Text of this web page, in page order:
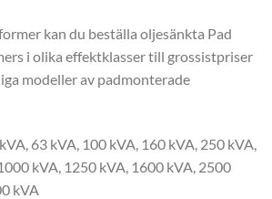
kan du beställa oljesänkta Pad
i olika effektklasser till grossistpriser
modeller av padmonterade
63 kVA, 100 kVA, 160 kVA, 250 kVA,
kVA, 1250 kVA, 1600 kVA, 2500
kVA